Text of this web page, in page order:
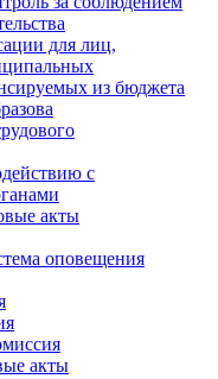
для лиц,
из бюджета
с
акты
оповещения
акты